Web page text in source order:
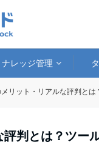
ナレッジ管理
リット・リアルな評判と
判とは？ツー